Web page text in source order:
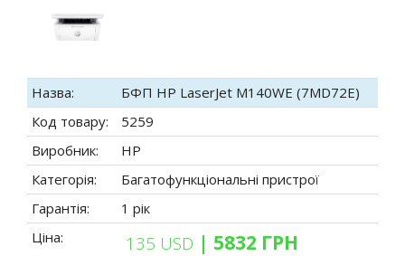
Назва:
БФП HP LaserJet M140WE (7MD72E)
Код товару:
5259
Виробник:
HP
Категорія:
Багатофункціональні пристрої
Гарантія:
1 рік
Ціна:
135 USD | 5832 ГРН